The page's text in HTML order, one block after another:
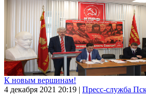
К новым вершинам!
4 декабря 2021 20:19 | Пресс-служба